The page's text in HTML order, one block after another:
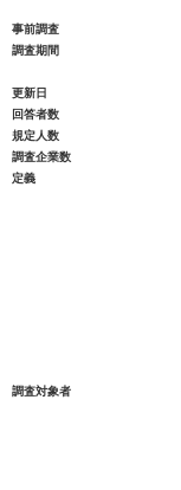
事前調査
調査期間
更新日
回答者数
規定人数
調査企業数
定義
調査対象者